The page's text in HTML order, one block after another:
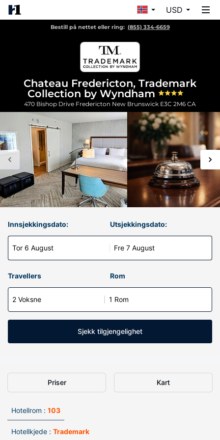
USD
Bestill på nettet eller ring: (855) 334-6659
Chateau Fredericton, Trademark
Collection by Wyndham
470 Bishop Drive Fredericton New Brunswick E3C 2M6 CA
Innsjekkingsdato:
Tor 6 August
Utsjekkingsdato:
Fre 7 August
Travellers Rom
2 Voksne 1 Rom
Sjekk tilgjengelighet
Priser Kart
Hotellrom : 103
Hotellkjede : Trademark